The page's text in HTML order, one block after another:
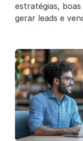
estratégias,
gerar leads e